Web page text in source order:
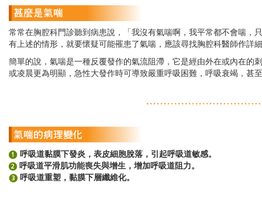
常常在胸腔科門診聽到病患說，「我沒有氣喘啊，我平常都不會喘，
有上述的情形，就要懷疑可能罹患了氣喘，應該尋找胸腔科醫師作詳
簡單的說，氣喘是一種反覆發作的氣流阻滯，它是經由外在或內在的
或凌晨更為明顯，急性大發作時可導致嚴重呼吸困難，呼吸衰竭，甚
呼吸道黏膜下發炎，表皮細胞脫落，引起呼吸道敏感。
呼吸道平滑肌功能喪失與增生，增加呼吸道阻力。
呼吸道重塑，黏膜下層纖維化。